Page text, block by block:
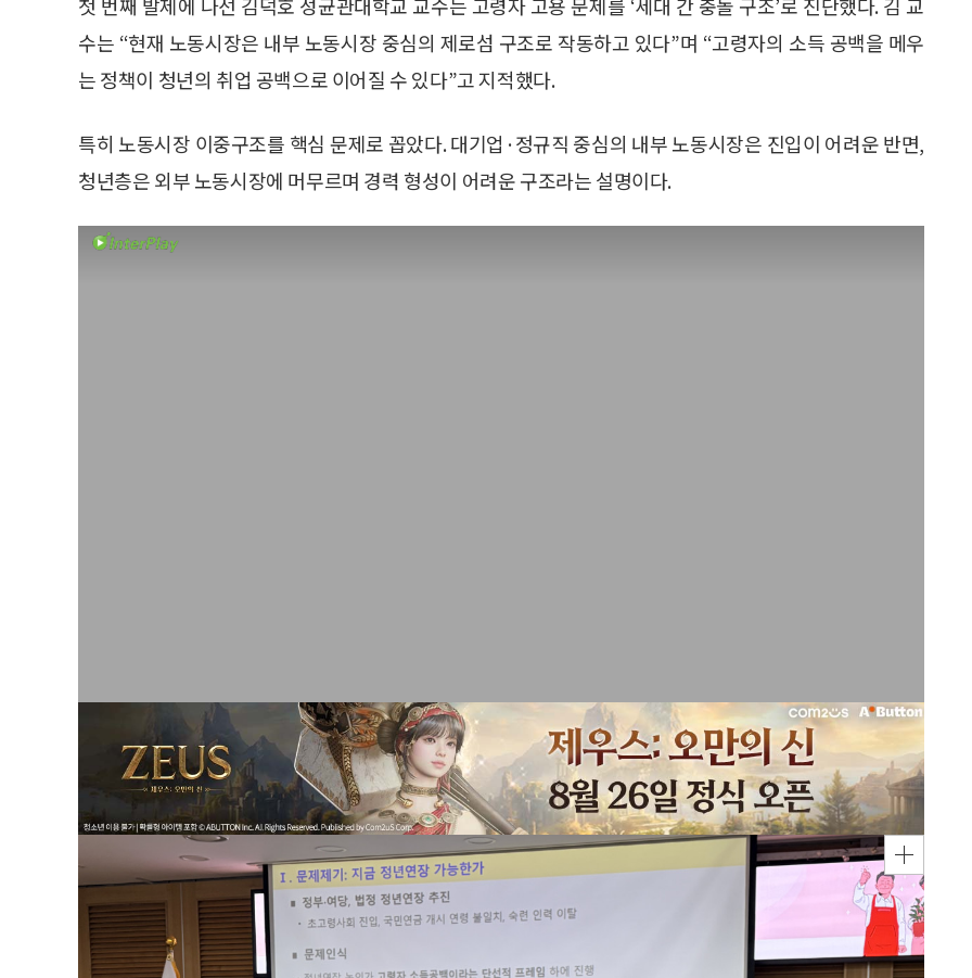
수는 “현재 노동시장은 내부 노동시장 중심의 제로섬 구조로 작동하고 있다”며 “고령자의 소득 공백을 메우
는 정책이 청년의 취업 공백으로 이어질 수 있다”고 지적했다.
특히 노동시장 이중구조를 핵심 문제로 꼽았다. 대기업·정규직 중심의 내부 노동시장은 진입이 어려운 반면,
청년층은 외부 노동시장에 머무르며 경력 형성이 어려운 구조라는 설명이다.